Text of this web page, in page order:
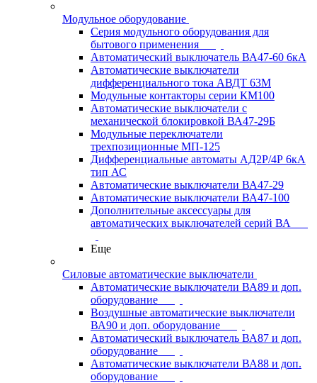
Модульное оборудование
Серия модульного оборудования для
бытового применения
Автоматический выключатель ВА47-60 6кА
Автоматические выключатели
дифференциального тока АВДТ 63М
Модульные контакторы серии КМ100
Автоматические выключатели с
механической блокировкой ВА47-29Б
Модульные переключатели
трехпозиционные МП-125
Дифференциальные автоматы АД2Р/4Р 6кА
тип АС
Автоматические выключатели ВА47-29
Автоматические выключатели ВА47-100
Дополнительные аксессуары для
автоматических выключателей серий ВА
Еще
Силовые автоматические выключатели
Автоматические выключатели ВА89 и доп.
оборудование
Воздушные автоматические выключатели
ВА90 и доп. оборудование
Автоматический выключатель ВА87 и доп.
оборудование
Автоматические выключатели ВА88 и доп.
оборудование